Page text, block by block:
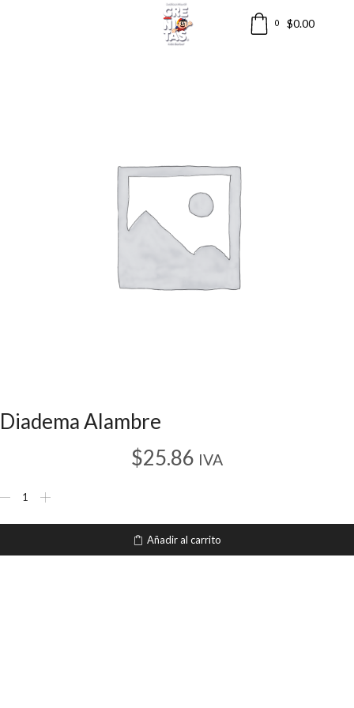
0 $0.00
Diadema Alambre
$25.86 IVA
Alambre
Añadir al carrito